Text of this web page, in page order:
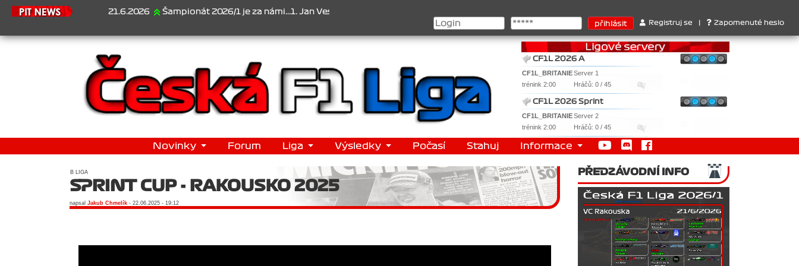
21.6.2026 Šampionát 2026/1 je za námi...1. Jan Veselý , 2. Jan Nováček , 3. Jakub Chmelík , Pohár konstruktérů : 1. Ferrari . 2. Williams , 3. RedBull ..... SprintCup - 1.
Registruj se Zapomenuté heslo
CF1L 2026 A
CF1L_BRITANIEServer 1
trénink 2:00
Hráčů: 0 / 45
CF1L 2026 Sprint
CF1L_BRITANIEServer 2
trénink 2:00
Hráčů: 0 / 45
Novinky Forum Liga Výsledky Počasí Stahuj Informace
B LIGA
SPRINT CUP - RAKOUSKO 2025
napsal Jakub Chmelík - 22.06.2025 - 19:12
PŘEDZÁVODNÍ INFO